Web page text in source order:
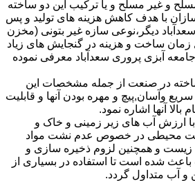
و غیر مسلح و یا ترکیب این دو ساخته
با هدف کاهش هزینه های تولید و پس
دیگر،نوعی سازه غیر بتونی (مخزن
زمان ساخت و هزینه در گنجایش های زیاد
آبزی پروری سعدآباد معرفی نموده
در صنعت از جمله مشخصات این
وآسان,پیچ و مهره بودن آنها و قابلیت
بالا آنها اشاره نمود.
با ارزش آب های زیر زمینی و خاک و
محیطی در خصوص عدم نشت مواد
زیست و همچنین لزوم ذخیره سازی و
باعث شده است تا استفاده در بسیاری از
و آب متداول گردد.